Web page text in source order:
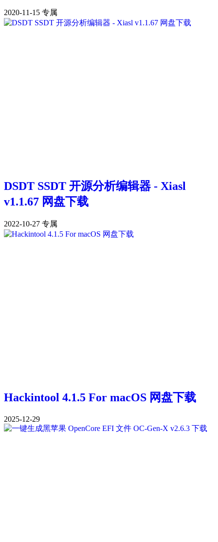
2020-11-15 专属
DSDT SSDT 开源分析编辑器 - Xiasl
v1.1.67 网盘下载
2022-10-27 专属
Hackintool 4.1.5 For macOS 网盘下载
2025-12-29